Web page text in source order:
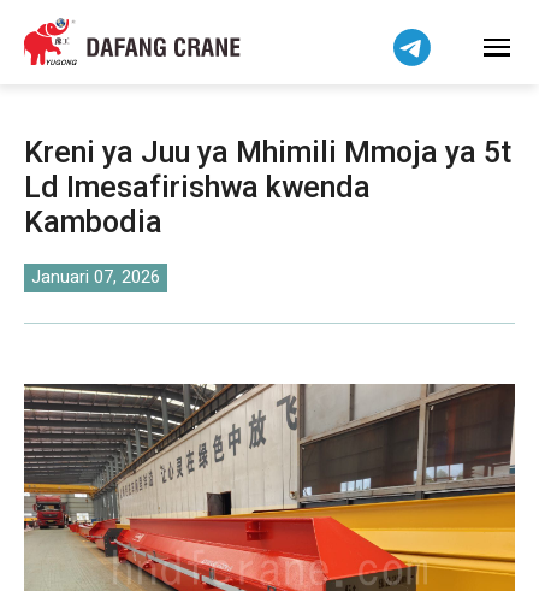
Kreni ya Juu ya Mhimili Mmoja ya 5t
Ld Imesafirishwa kwenda
Kambodia
Januari 07, 2026
हिन्दी
Bahasa Indonesia
简体中文
বাংলা
فارسی
Pilipino
اردو
Čeština
Беларуская мова
Dansk
Norsk
O‘zbekcha